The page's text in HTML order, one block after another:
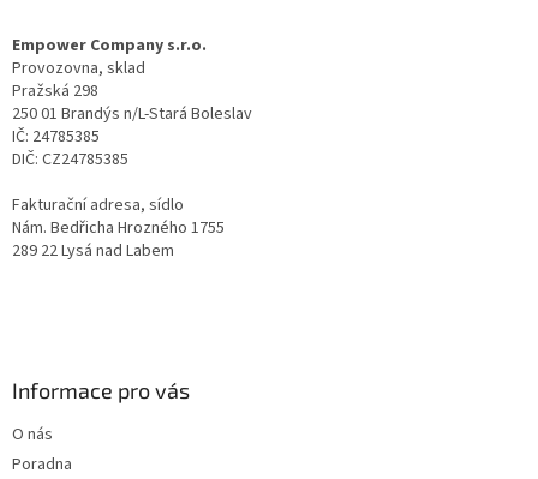
Empower Company s.r.o.
Provozovna, sklad
Pražská 298
250 01 Brandýs n/L-Stará Boleslav
IČ: 24785385
DIČ: CZ24785385
Fakturační adresa, sídlo
Nám. Bedřicha Hrozného 1755
289 22 Lysá nad Labem
Informace pro vás
O nás
Poradna